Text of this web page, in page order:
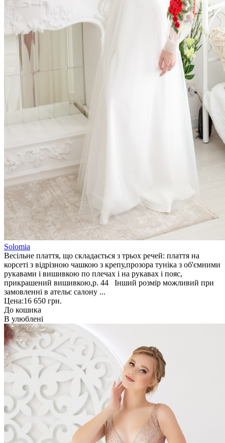
Solomia
Весільне плаття, що складається з трьох речей: плаття на
корсеті з відрізною чашкою з крепу,прозора туніка з об'ємними
рукавами і вишивкою по плечах і на рукавах і пояс,
прикрашений вишивкою,р. 44 Інший розмір можливий при
замовленні в ательє салону ...
Цена:16 650 грн.
До кошика
В улюблені